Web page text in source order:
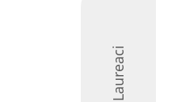
Laureaci